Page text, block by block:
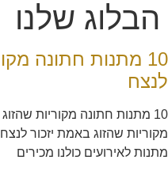
הבלוג שלנו
10 מתנות חתונה
לנצח
מתנות לאירועים כולנו מכירים